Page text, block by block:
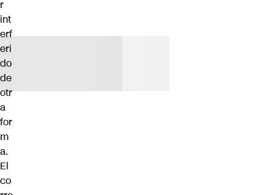
r
int
erf
eri
do
de
otr
a
for
m
a.
El
co